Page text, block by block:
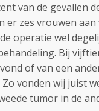
van de gevallen
er zes vrouwen
operatie wel
Bij
of van een
vonden wij juist
tumor in de